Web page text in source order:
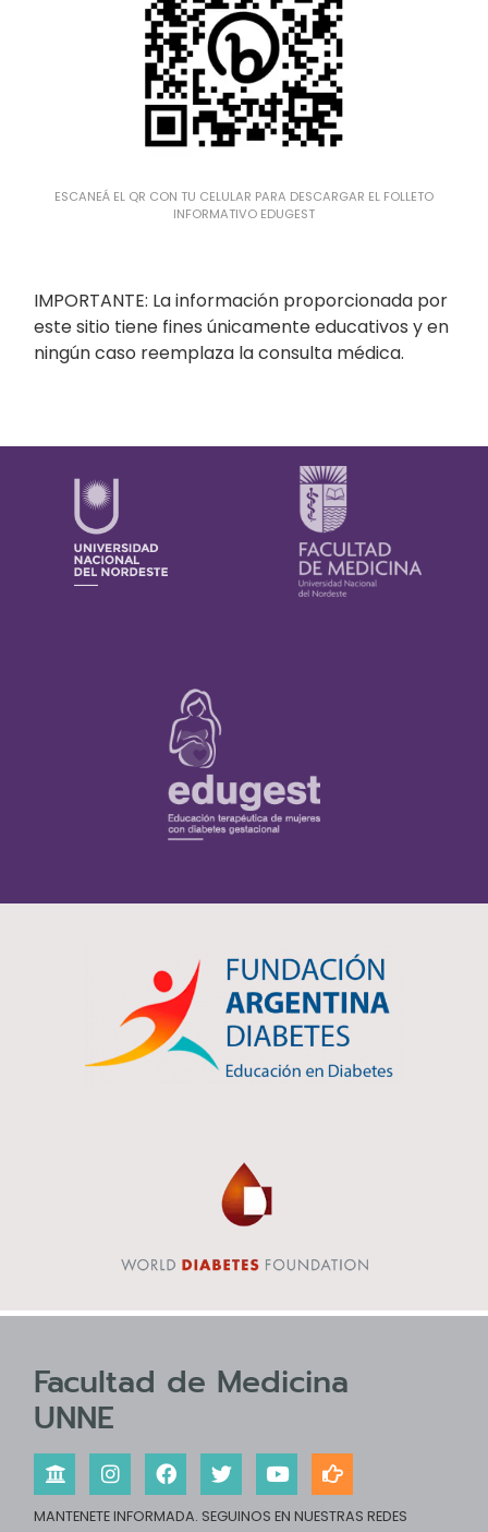
ESCANEÁ EL QR CON TU CELULAR PARA DESCARGAR EL FOLLETO
INFORMATIVO EDUGEST
IMPORTANTE: La información proporcionada por
este sitio tiene fines únicamente educativos y en
ningún caso reemplaza la consulta médica.
Facultad de Medicina
UNNE
MANTENETE INFORMADA. SEGUINOS EN NUESTRAS REDES